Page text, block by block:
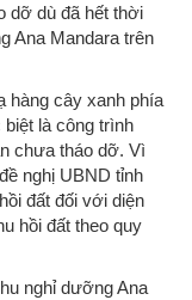
dỡ dù đã hết thời
Ana Mandara trên
hàng cây xanh phía
là công trình
chưa tháo dỡ. Vì
nghị UBND tỉnh
đất đối với diện
hồi đất theo quy
nghỉ dưỡng Ana